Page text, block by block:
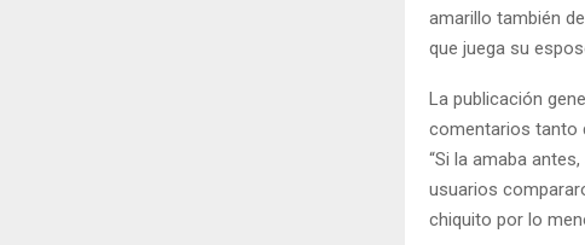
amarillo también
que juega su
La publicación
comentarios tanto
“Si la amaba
usuarios
chiquito por lo